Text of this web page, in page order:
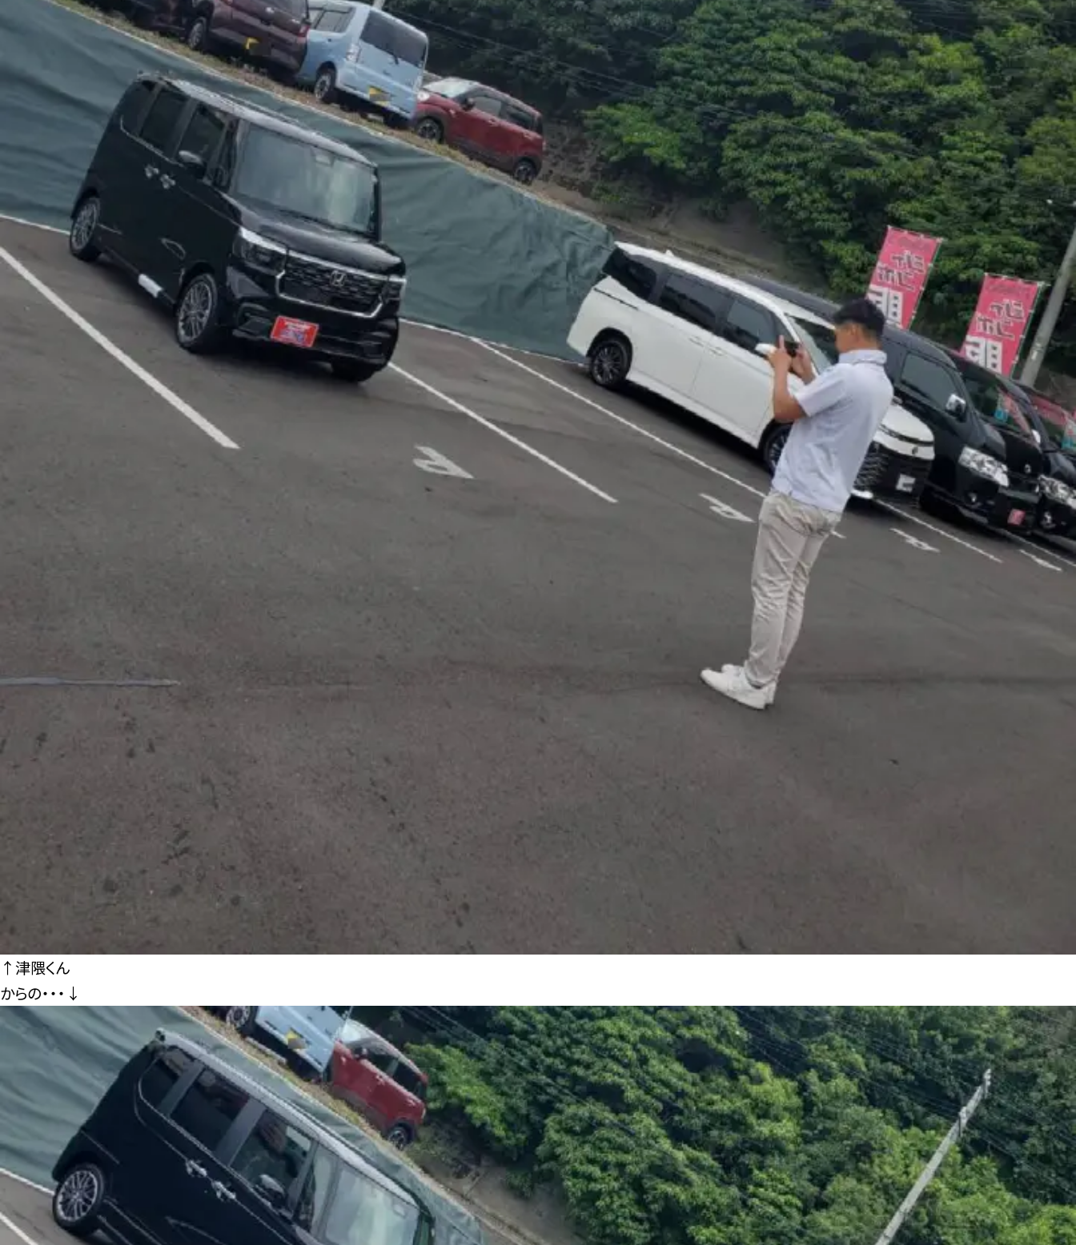
↑津隈くん
からの・・・↓